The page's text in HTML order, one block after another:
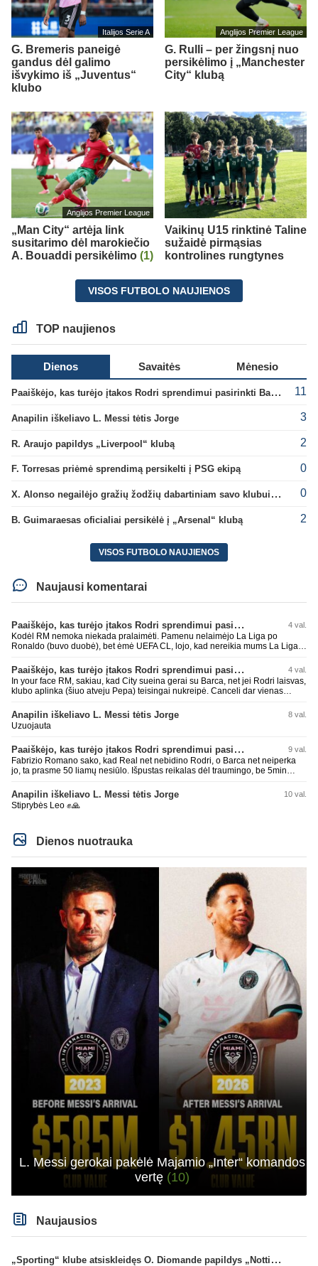
Italijos Serie A
G. Bremeris paneigė
gandus dėl galimo
išvykimo iš „Juventus“
klubo
Anglijos Premier League
G. Rulli – per žingsnį nuo
persikėlimo į „Manchester
City“ klubą
Anglijos Premier League
„Man City“ artėja link
susitarimo dėl marokiečio
A. Bouaddi persikėlimo (1)
Vaikinų U15 rinktinė Taline
sužaidė pirmąsias
kontrolines rungtynes
VISOS FUTBOLO NAUJIENOS
TOP naujienos
Dienos Savaitės Mėnesio
Paaiškėjo, kas turėjo įtakos Rodri sprendimui pasirinkti Barselonos pusę 11
Anapilin iškeliavo L. Messi tėtis Jorge 3
R. Araujo papildys „Liverpool“ klubą 2
F. Torresas priėmė sprendimą persikelti į PSG ekipą 0
X. Alonso negailėjo gražių žodžių dabartiniam savo klubui „Chelsea“ 0
B. Guimaraesas oficialiai persikėlė į „Arsenal“ klubą 2
VISOS FUTBOLO NAUJIENOS
Naujausi komentarai
Paaiškėjo, kas turėjo įtakos Rodri sprendimui pasirinkti Barselonos pusę 4 val.
Kodėl RM nemoka niekada pralaimėti. Pamenu nelaimėjo La Liga po
Ronaldo (buvo duobė), bet ėmė UEFA CL, lojo, kad nereikia mums La Liga,
laimėti La Liga. Dabar vėl gavo nuo Barcos ir Rodri ateina ne pas juos, vėl
nereikia mums jo, senas ir t.t. Gal davai vyriškai priimkit tuos pralaimėjimus
be kvailų nereikia, nenorim ir t.t.
Paaiškėjo, kas turėjo įtakos Rodri sprendimui pasirinkti Barselonos pusę 4 val.
In your face RM, sakiau, kad City sueina gerai su Barca, net jei Rodri laisvas,
klubo aplinka (šiuo atveju Pepa) teisingai nukreipė. Canceli dar vienas
Super
Anapilin iškeliavo L. Messi tėtis Jorge 8 val.
Uzuojauta
Paaiškėjo, kas turėjo įtakos Rodri sprendimui pasirinkti Barselonos pusę 9 val.
Fabrizio Romano sako, kad Real net nebidino Rodri, o Barca net neiperka
jo, ta prasme 50 liamų nesiūlo. Išpustas reikalas dėl traumingo, be 5min
Anapilin iškeliavo L. Messi tėtis Jorge 10 val.
Stiprybės Leo ✊🙏
Dienos nuotrauka
L. Messi gerokai pakėlė Majamio „Inter“ komandos
vertę (10)
Naujausios
„Sporting“ klube atsiskleidęs O. Diomande papildys „Nottingham“ gretas